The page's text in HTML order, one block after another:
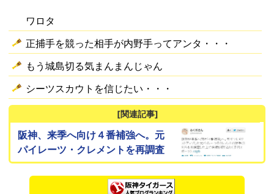
ワロタ
正捕手を競った相手が内野手ってアンタ・・・
もう城島切る気まんまんじゃん
シーツスカウトを信じたい・・・
[関連記事]
阪神、来季へ向け４番補強へ。元
パイレーツ・クレメントを再調査